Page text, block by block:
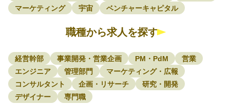
マーケティング
宇宙 ベンチャーキャピタル
職種から求人を探す
経営幹部 事業開発・営業企画 PM・PdM
営業
エンジニア
管理部門
マーケティング・広報
コンサルタント
企画・リサーチ
研究・開発
デザイナー
専門職